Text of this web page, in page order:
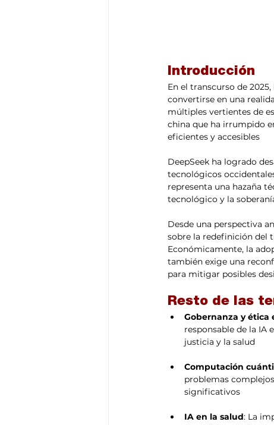
Introducción
En el transcurso de
convertirse en una
múltiples vertientes de
china que ha irrumpido
eficientes y accesibles
DeepSeek ha logrado
tecnológicos
representa una hazaña
tecnológico y la
Desde una perspectiva
sobre la redefinición del
Económicamente, la
también exige una
para mitigar posibles
Resto de las
Gobernanza y ética
responsable de la IA
justicia y la salud
Computación
problemas
significativos
IA en la salud: La